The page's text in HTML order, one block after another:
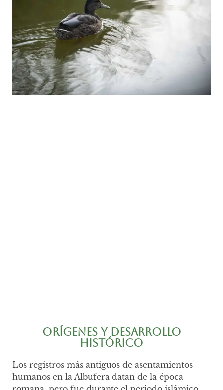
Orígenes y Desarrollo
Histórico
Los registros más antiguos de asentamientos
humanos en la Albufera datan de la época